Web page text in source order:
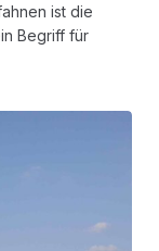
ist die
Begriff für